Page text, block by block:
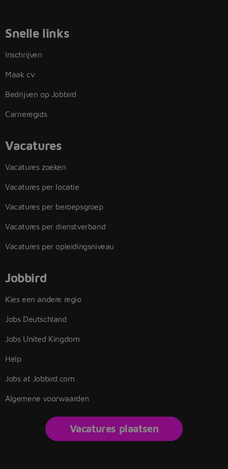
Snelle links
Inschrijven
Maak cv
Bedrijven op Jobbird
Carrieregids
Vacatures
Vacatures zoeken
Vacatures per locatie
Vacatures per beroepsgroep
Vacatures per dienstverband
Vacatures per opleidingsniveau
Jobbird
Kies een andere regio
Jobs Deutschland
Jobs United Kingdom
Help
Jobs at Jobbird.com
Algemene voorwaarden
Vacatures plaatsen